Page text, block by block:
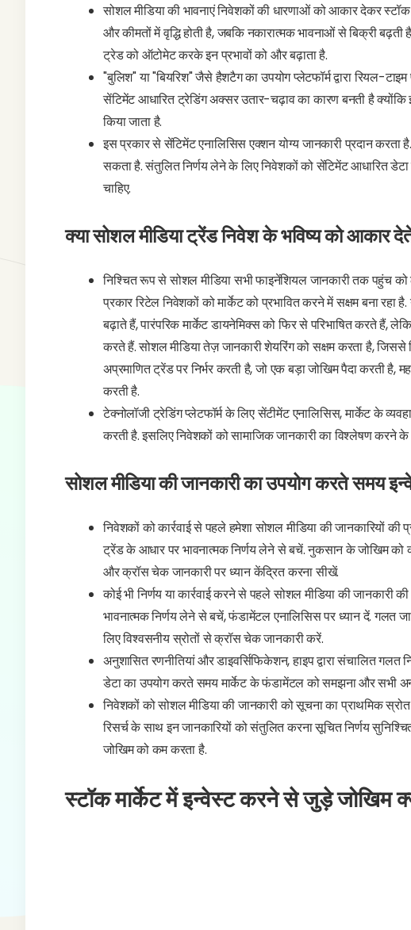
सोशल मीडिया की भावनाएं निवेशकों की धारणाओं को आकार देकर
और कीमतों में वृद्धि होती है, जबकि नकारात्मक भावनाओं से बिक्री
ट्रेड को ऑटोमेट करके इन प्रभावों को और बढ़ाता है.
"बुलिश" या "बियरिश" जैसे हैशटैग का उपयोग प्लेटफॉर्म द्वारा रियल-
सेंटिमेंट आधारित ट्रेडिंग अक्सर उतार-चढ़ाव का कारण बनती है
किया जाता है.
इस प्रकार से सेंटिमेंट एनालिसिस एक्शन योग्य जानकारी प्रदान करता
सकता है. संतुलित निर्णय लेने के लिए निवेशकों को सेंटिमेंट आधारित
चाहिए.
क्या सोशल मीडिया ट्रेंड निवेश के भविष्य को आकार
निश्चित रूप से सोशल मीडिया सभी फाइनेंशियल जानकारी तक पहुंच
प्रकार रिटेल निवेशकों को मार्केट को प्रभावित करने में सक्षम बना रहा
बढ़ाते हैं, पारंपरिक मार्केट डायनेमिक्स को फिर से परिभाषित करते हैं,
करते हैं. सोशल मीडिया तेज़ जानकारी शेयरिंग को सक्षम करता है,
अप्रमाणित ट्रेंड पर निर्भर करती है, जो एक बड़ा जोखिम पैदा करती
करती है.
टेक्नोलॉजी ट्रेडिंग प्लेटफॉर्म के लिए सेंटीमेंट एनालिसिस, मार्केट के
करती है. इसलिए निवेशकों को सामाजिक जानकारी का विश्लेषण करने
सोशल मीडिया की जानकारी का उपयोग करते समय
निवेशकों को कार्रवाई से पहले हमेशा सोशल मीडिया की जानकारियों की
ट्रेंड के आधार पर भावनात्मक निर्णय लेने से बचें. नुकसान के जोखिम
और क्रॉस चेक जानकारी पर ध्यान केंद्रित करना सीखें.
कोई भी निर्णय या कार्रवाई करने से पहले सोशल मीडिया की जानकारी
भावनात्मक निर्णय लेने से बचें, फंडामेंटल एनालिसिस पर ध्यान दें.
लिए विश्वसनीय स्रोतों से क्रॉस चेक जानकारी करें.
अनुशासित रणनीतियां और डाइवर्सिफिकेशन, हाइप द्वारा संचालित गलत
डेटा का उपयोग करते समय मार्केट के फंडामेंटल को समझना और सभी
निवेशकों को सोशल मीडिया की जानकारी को सूचना का प्राथमिक
रिसर्च के साथ इन जानकारियों को संतुलित करना सूचित निर्णय
जोखिम को कम करता है.
स्टॉक मार्केट में इन्वेस्ट करने से जुड़े जोखिम